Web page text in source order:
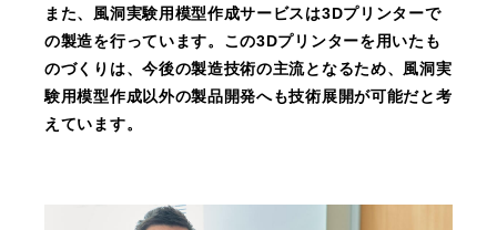
また、風洞実験用模型作成サービスは3Dプリンターで
の製造を行っています。この3Dプリンターを用いたも
のづくりは、今後の製造技術の主流となるため、風洞実
験用模型作成以外の製品開発へも技術展開が可能だと考
えています。